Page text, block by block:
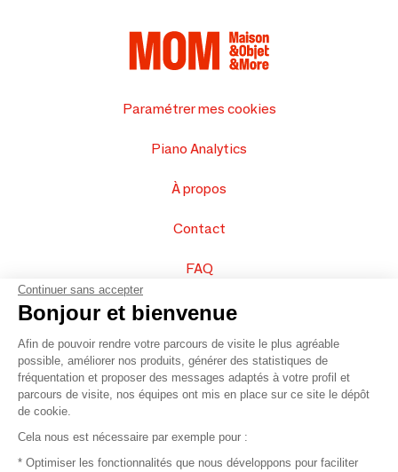
Paramétrer mes cookies
Piano Analytics
À propos
Contact
FAQ
Vendez vos produits
Plan du site
© 2016 –Organisation SAFI
Continuer sans accepter
Bonjour et bienvenue
Afin de pouvoir rendre votre parcours de visite le plus agréable
possible, améliorer nos produits, générer des statistiques de
fréquentation et proposer des messages adaptés à votre profil et
parcours de visite, nos équipes ont mis en place sur ce site le dépôt
de cookie.
Cela nous est nécessaire par exemple pour :
* Optimiser les fonctionnalités que nous développons pour faciliter